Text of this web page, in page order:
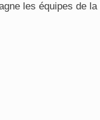
les équipes de la